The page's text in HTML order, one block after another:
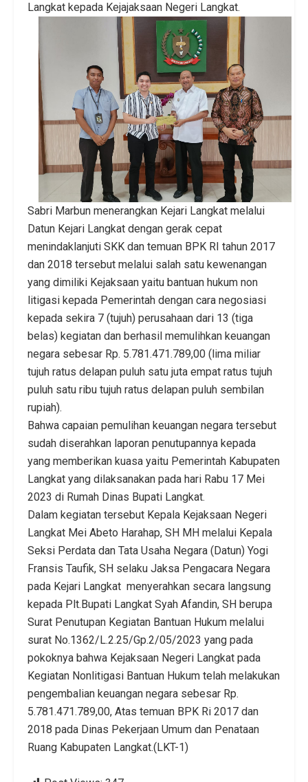
Langkat kepada Kejajaksaan Negeri Langkat.
Sabri Marbun menerangkan Kejari Langkat melalui
Datun Kejari Langkat dengan gerak cepat
menindaklanjuti SKK dan temuan BPK RI tahun 2017
dan 2018 tersebut melalui salah satu kewenangan
yang dimiliki Kejaksaan yaitu bantuan hukum non
litigasi kepada Pemerintah dengan cara negosiasi
kepada sekira 7 (tujuh) perusahaan dari 13 (tiga
belas) kegiatan dan berhasil memulihkan keuangan
negara sebesar Rp. 5.781.471.789,00 (lima miliar
tujuh ratus delapan puluh satu juta empat ratus tujuh
puluh satu ribu tujuh ratus delapan puluh sembilan
rupiah).
Bahwa capaian pemulihan keuangan negara tersebut
sudah diserahkan laporan penutupannya kepada
yang memberikan kuasa yaitu Pemerintah Kabupaten
Langkat yang dilaksanakan pada hari Rabu 17 Mei
2023 di Rumah Dinas Bupati Langkat.
Dalam kegiatan tersebut Kepala Kejaksaan Negeri
Langkat Mei Abeto Harahap, SH MH melalui Kepala
Seksi Perdata dan Tata Usaha Negara (Datun) Yogi
Fransis Taufik, SH selaku Jaksa Pengacara Negara
pada Kejari Langkat menyerahkan secara langsung
kepada Plt.Bupati Langkat Syah Afandin, SH berupa
Surat Penutupan Kegiatan Bantuan Hukum melalui
surat No.1362/L.2.25/Gp.2/05/2023 yang pada
pokoknya bahwa Kejaksaan Negeri Langkat pada
Kegiatan Nonlitigasi Bantuan Hukum telah melakukan
pengembalian keuangan negara sebesar Rp.
5.781.471.789,00, Atas temuan BPK Ri 2017 dan
2018 pada Dinas Pekerjaan Umum dan Penataan
Ruang Kabupaten Langkat.(LKT-1)